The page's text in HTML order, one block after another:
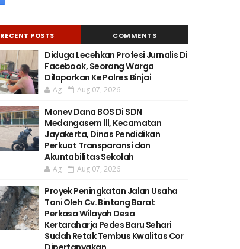
RECENT POSTS COMMENTS
Diduga Lecehkan Profesi Jurnalis Di
Facebook, Seorang Warga
Dilaporkan Ke Polres Binjai
Ag Aug 07, 2026
Monev Dana BOS Di SDN
Medangasem lll, Kecamatan
Jayakerta, Dinas Pendidikan
Perkuat Transparansi dan
Akuntabilitas Sekolah
Ag Aug 07, 2026
Proyek Peningkatan Jalan Usaha
Tani Oleh Cv. Bintang Barat
Perkasa Wilayah Desa
Kertaraharja Pedes Baru Sehari
Sudah Retak Tembus Kwalitas Cor